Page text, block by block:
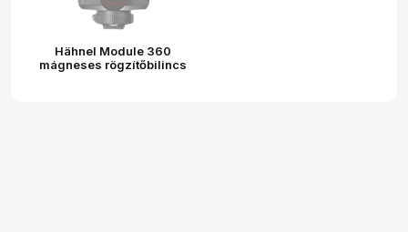
Hähnel Module 360
mágneses rögzítőbilincs